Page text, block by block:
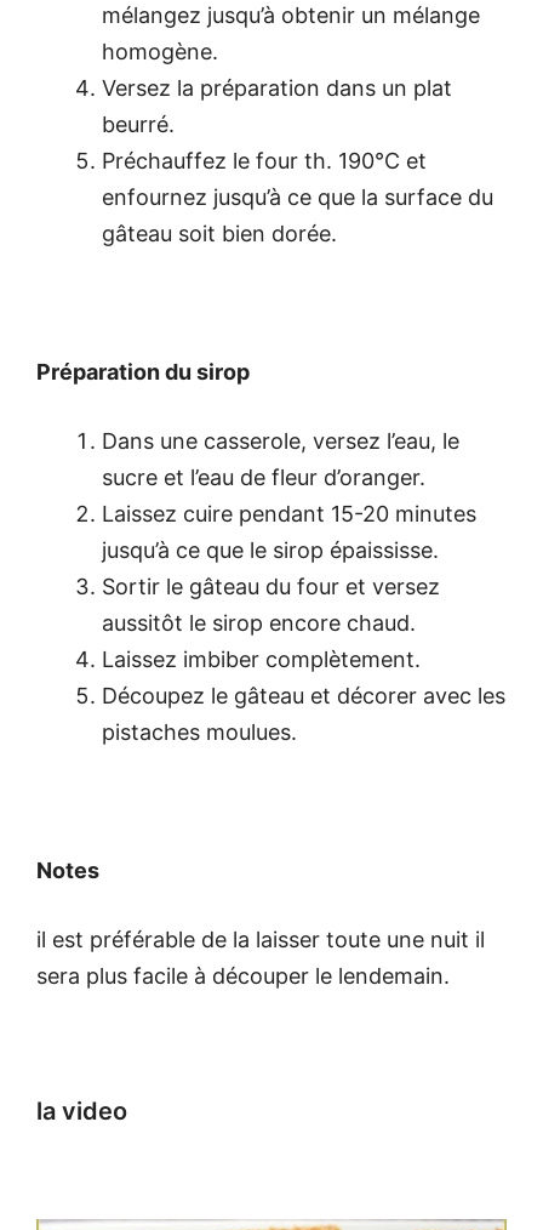
mélangez jusqu’à obtenir un mélange
homogène.
Versez la préparation dans un plat
beurré.
Préchauffez le four th. 190°C et
enfournez jusqu’à ce que la surface du
gâteau soit bien dorée.
Préparation du sirop
Dans une casserole, versez l’eau, le
sucre et l’eau de fleur d’oranger.
Laissez cuire pendant 15-20 minutes
jusqu’à ce que le sirop épaississe.
Sortir le gâteau du four et versez
aussitôt le sirop encore chaud.
Laissez imbiber complètement.
Découpez le gâteau et décorer avec les
pistaches moulues.
Notes
il est préférable de la laisser toute une nuit il
sera plus facile à découper le lendemain.
la video